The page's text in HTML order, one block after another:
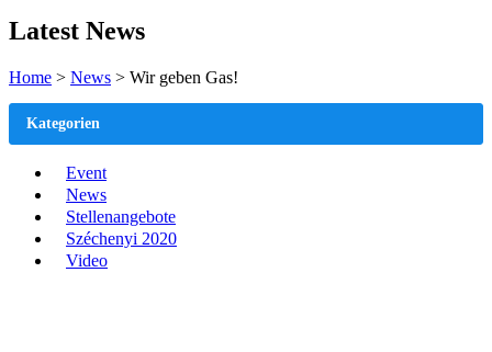
Latest News
Home > News > Wir geben Gas!
Kategorien
Event
News
Stellenangebote
Széchenyi 2020
Video